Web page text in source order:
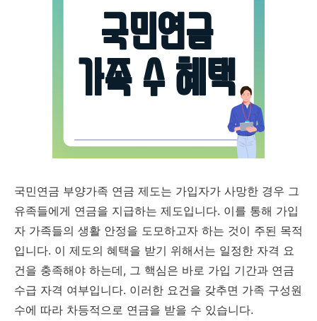
국민연금 부양가족 연금 제도는 가입자가 사망한 경우 그
유족들에게 연금을 지급하는 제도입니다. 이를 통해 가입
자 가족들의 생활 안정을 도모하고자 하는 것이 주된 목적
입니다. 이 제도의 혜택을 받기 위해서는 일정한 자격 요
건을 충족해야 하는데, 그 핵심은 바로 가입 기간과 연금
수급 자격 여부입니다. 이러한 요건을 갖추면 가족 구성원
수에 따라 차등적으로 연금을 받을 수 있습니다.